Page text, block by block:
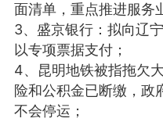
爆汗熊 芯诗
卡卡动能素 卡卡美
面清单，重点推进服务
3、盛京银行：拟向辽
以专项票据支付；
4、昆明地铁被指拖欠
险和公积金已断缴，政
不会停运；